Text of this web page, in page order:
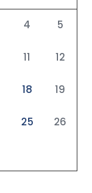
4 5
11 12
18 19
25 26